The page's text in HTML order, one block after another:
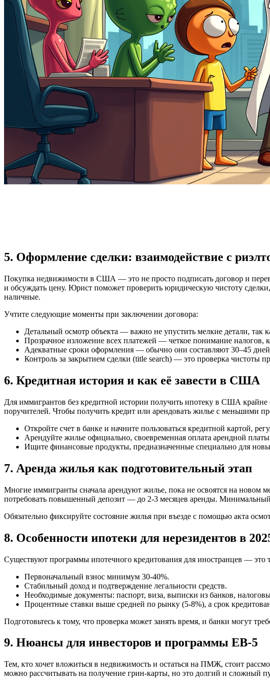
5. Оформление сделки: взаимодействие с
Покупка недвижимости в США — это не просто подписать договор и
и обсуждать цену. Юрист поможет проверить юридическую чистоту
наличные.
Учтите следующие моменты при заключении договора:
Детальный осмотр объекта — важно не упустить мелкие детали,
Прозрачное изложение всех платежей — четкое понимание налогов,
Адекватные сроки оформления — обычно они составляют 30–45
Контроль за закрытием сделки (title search) — это проверка чистоты
6. Кредитная история и как её завести в США
Для иммигрантов без кредитной истории получить ипотеку в США
поручителей. Чтобы получить кредит или арендовать жилье с меньшими
Откройте счет в банке и начните пользоваться кредитной картой,
Арендуйте жилье официально, своевременная оплата арендной
Ищите финансовые продукты, предназначенные специально для
7. Аренда жилья как подготовительный этап
Многие иммигранты сначала арендуют жилье, пока не освоятся на новом
потребовать повышенный депозит — до 2-3 месяцев аренды.
Обязательно фиксируйте состояние жилья при въезде с помощью акта
8. Особенности ипотеки для нерезидентов в
Существуют программы ипотечного кредитования для иностранцев — это
Первоначальный взнос минимум 30-40%.
Стабильный доход и подтверждение легальности средств.
Необходимые документы: паспорт, виза, выписки из банков,
Процентные ставки выше средней по рынку (5-8%), а срок
Подготовьтесь к тому, что проверка может занять время, и банки могут
9. Нюансы для инвесторов и программы EB-5
Тем, кто хочет вложиться в недвижимость и остаться на ПМЖ, стоит
можно рассчитывать на получение грин-карты, но это долгий и сложный